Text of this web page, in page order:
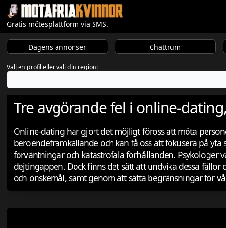
Gratis mötesplattform via SMS.
Dagens annonser Chattrum
Välj en profil eller välj din region:
Tre avgörande fel i online-
Online-dating har gjort det möjligt föross att möta
beroendeframkallande och kan få oss att fokusera på
förväntningar och katastrofala förhållanden. Psykologer
dejtingappen. Dock finns det sätt att undvika dessa
och önskemål, samt genom att sätta begränsningar för